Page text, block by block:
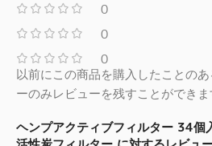
0
0
0
ヘンプアクティブフィルター 34
以前にこの商品を購入したことの
ーのみレビューを残すことができま